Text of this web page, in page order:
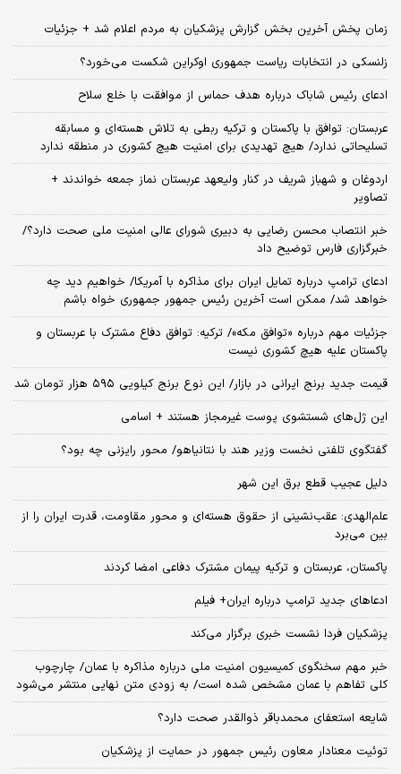
زمان پخش آخرین بخش گزارش پزشکیان به مردم اعلام شد + جزئیات
زلنسکی در انتخابات ریاست جمهوری اوکراین شکست می‌خورد؟
ادعای رئیس شاباک درباره هدف حماس از موافقت با خلع سلاح
عربستان: توافق با پاکستان و ترکیه ربطی به تلاش هسته‌ای و مسابقه
تسلیحاتی ندارد/ هیچ تهدیدی برای امنیت هیچ کشوری در منطقه ندارد
اردوغان و شهباز شریف در کنار ولیعهد عربستان نماز جمعه خواندند +
تصاویر
خبر انتصاب محسن رضایی به دبیری شورای عالی امنیت ملی صحت دارد؟/
خبرگزاری فارس توضیح داد
ادعای ترامپ درباره تمایل ایران برای مذاکره با آمریکا/ خواهیم دید چه
خواهد شد/ ممکن است آخرین رئیس‌ جمهور جمهوری خواه باشم
جزئیات مهم درباره «توافق مکه»/ ترکیه‌: توافق دفاع مشترک با عربستان و
پاکستان علیه هیچ کشوری نیست
قیمت جدید برنج ایرانی در بازار/ این نوع برنج کیلویی ۵۹۵ هزار تومان شد
این ژل‌های شستشوی پوست غیرمجاز هستند + اسامی
گفتگوی تلفنی نخست وزیر هند با نتانیاهو/ محور رایزنی چه بود؟
دلیل عجیب قطع برق این شهر
علم‌الهدی: عقب‌نشینی از حقوق هسته‌ای و محور مقاومت، قدرت ایران را از
بین می‌برد
پاکستان، عربستان و ترکیه پیمان مشترک دفاعی امضا کردند
ادعاهای جدید ترامپ درباره ایران+ فیلم
پزشکیان فردا نشست خبری برگزار می‌کند
خبر مهم سخنگوی کمیسیون امنیت ملی درباره مذاکره با عمان/ چارچوب
کلی تفاهم با عمان مشخص شده است/ به زودی متن نهایی منتشر می‌شود
شایعه استعفای محمدباقر ذوالقدر صحت دارد؟
توئیت معنادار معاون رئیس جمهور در حمایت از پزشکیان